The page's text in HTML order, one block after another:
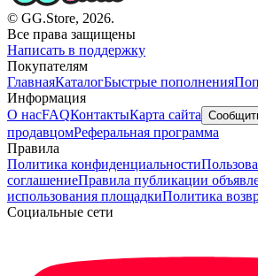
© GG.Store, 2026.
Все права защищены
Написать в поддержку
Покупателям
ГлавнаяКаталогБыстрые пополнения
Информация
О насFAQКонтактыКарта сайта
продавцомРеферальная программа
Правила
Политика конфиденциальности
соглашениеПравила публикации
использования площадкиПолитика
Социальные сети